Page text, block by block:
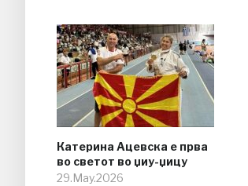
Катерина Ацевска е прва
во светот во џиу-џицу
29.May.2026